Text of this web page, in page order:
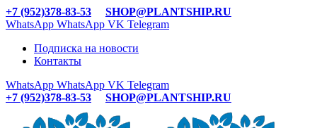
+7 (952)378-83-53
SHOP@PLANTSHIP.RU
WhatsApp WhatsApp VK Telegram
Подписка на новости
Контакты
WhatsApp WhatsApp VK Telegram
+7 (952)378-83-53
SHOP@PLANTSHIP.RU